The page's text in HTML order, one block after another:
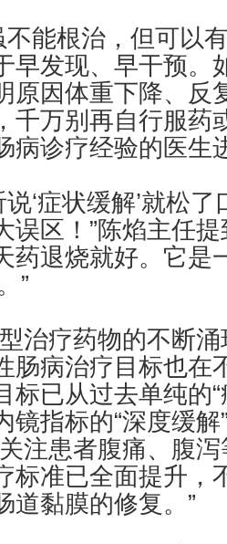
不能根治，但可以
早发现、早干预。
原因体重下降、反
千万别再自行服药
病诊疗经验的医生
‘症状缓解’就松
误区！”陈焰主任
药退烧就好。它是
”
治疗药物的不断
肠病治疗目标也在
标已从过去单纯的
镜指标的“深度缓
注患者腹痛、腹
标准已全面提升，
道黏膜的修复。”